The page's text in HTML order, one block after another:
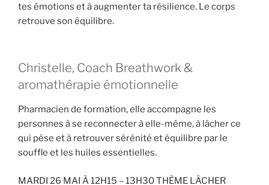
tes émotions et à augmenter ta résilience. Le corps
retrouve son équilibre.
Christelle, Coach Breathwork &
aromathérapie émotionnelle
Pharmacien de formation, elle accompagne les
personnes à se reconnecter à elle-même, à lâcher ce
qui pèse et à retrouver sérénité et équilibre par le
souffle et les huiles essentielles.
MARDI 26 MAI À 12H15 – 13H30 THÈME LÂCHER